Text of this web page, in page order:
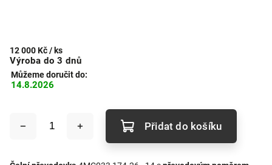
12 000 Kč/ ks
Výroba do 3 dnů
Můžeme doručit do:
14.8.2026
Přidat do košíku